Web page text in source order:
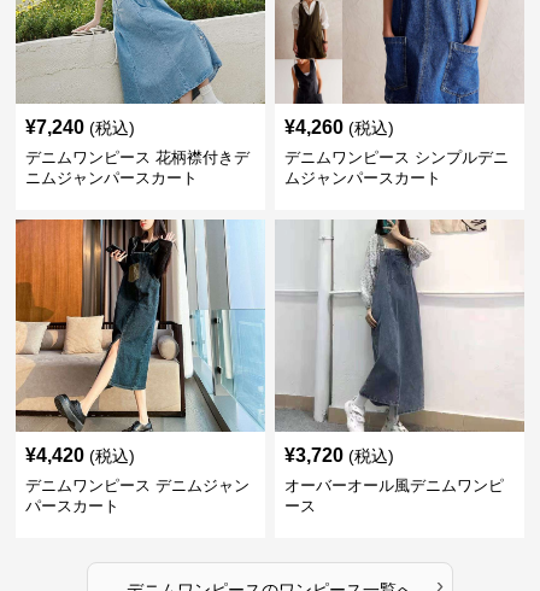
¥7,240 (税込)
デニムワンピース 花柄襟付きデ
ニムジャンパースカート
¥4,260 (税込)
デニムワンピース シンプルデニ
ムジャンパースカート
¥4,420 (税込)
デニムワンピース デニムジャン
パースカート
¥3,720 (税込)
オーバーオール風デニムワンピ
ース
›